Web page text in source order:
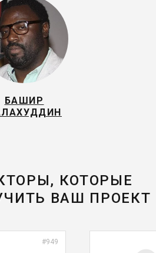
БАШИР
КОТОРЫЕ
ВАШ ПРОЕКТ
#949